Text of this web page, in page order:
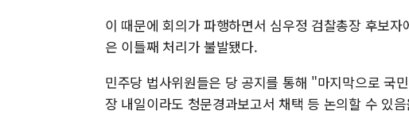
이 때문에 회의가 파행하면서 심우정 검찰총장 후보
은 이틀째 처리가 불발됐다.
민주당 법사위원들은 당 공지를 통해 "마지막으로 국
장 내일이라도 청문경과보고서 채택 등 논의할 수 있